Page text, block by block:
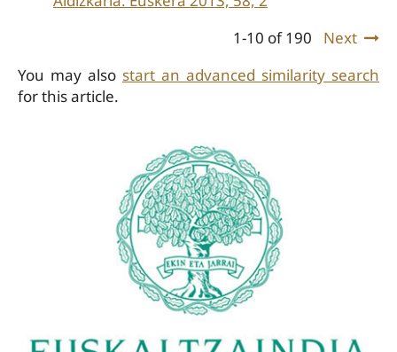
1-10 of 190
Next
You may also start an advanced similarity search
for this article.